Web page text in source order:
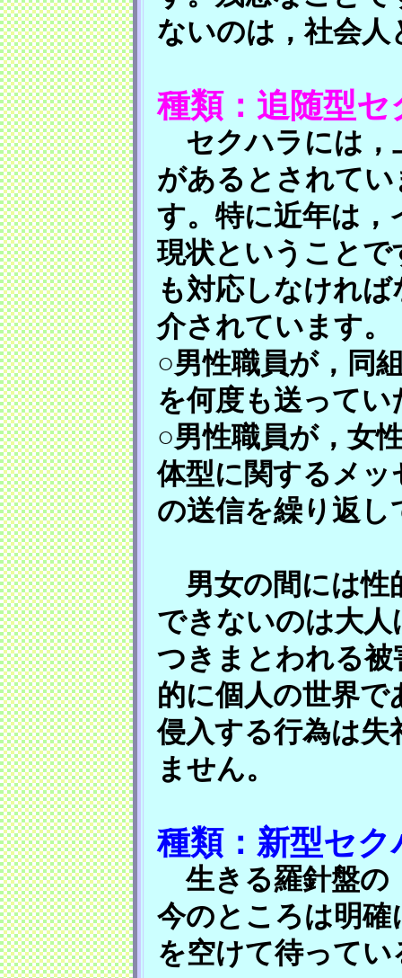
ないのは，社会
種類：追随型
セクハラには，
があるとされて
す。特に近年は
現状ということ
も対応しなけれ
介されています。
○男性職員が，同
を何度も送って
○男性職員が，女
体型に関するメッ
の送信を繰り返し
男女の間には性
できないのは大
つきまとわれる
的に個人の世界
侵入する行為は失
ません。
種類：新型セ
生きる羅針盤の
今のところは明
を空けて待って